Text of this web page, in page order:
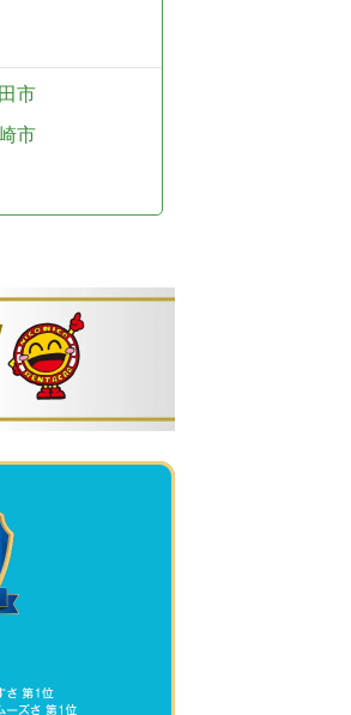
市
市